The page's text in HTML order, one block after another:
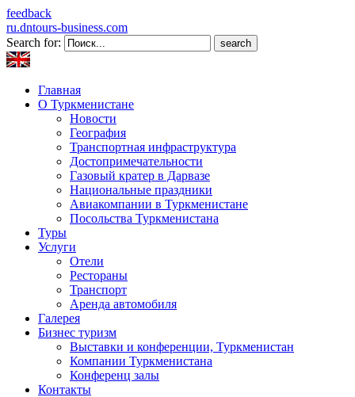
feedback
ru.dntours-business.com
Search for:
Главная
О Туркменистане
Новости
География
Транспортная инфраструктура
Достопримечательности
Газовый кратер в Дарвазе
Национальные праздники
Авиакомпании в Туркменистане
Посольства Туркменистана
Туры
Услуги
Отели
Рестораны
Транспорт
Аренда автомобиля
Галерея
Бизнес туризм
Выставки и конференции, Туркменистан
Компании Туркменистана
Конференц залы
Контакты